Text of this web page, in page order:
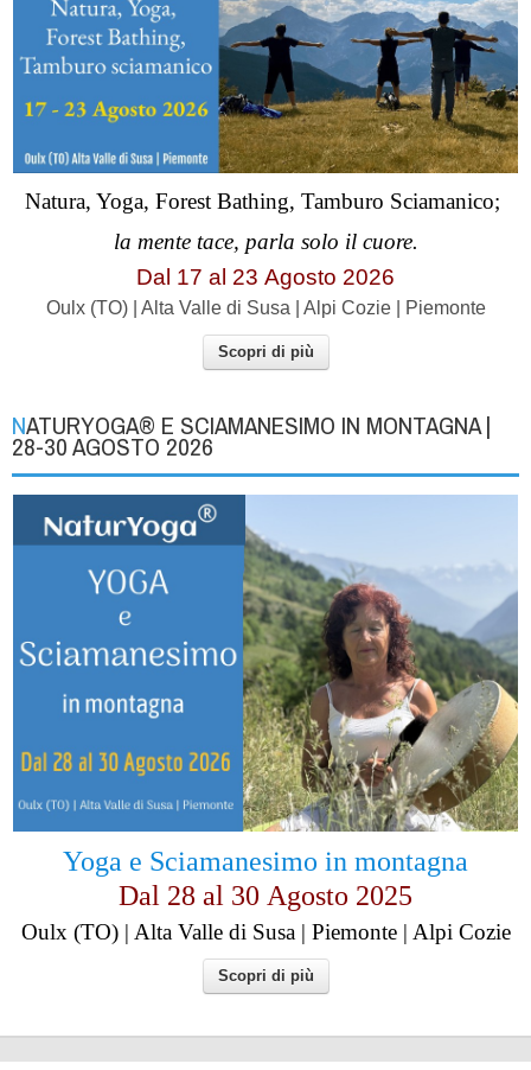
Natura, Yoga, Forest Bathing, Tamburo Sciamanico;
la mente tace, parla solo il cuore.
Dal 17 al 23 Agosto 2026
Oulx (TO) | Alta Valle di Susa | Alpi Cozie | Piemonte
Scopri di più
NATURYOGA® E SCIAMANESIMO IN MONTAGNA |
28-30 AGOSTO 2026
Yoga e Sciamanesimo in montagna
Dal 28 al 30 Agosto 2025
Oulx (TO) | Alta Valle di Susa | Piemonte | Alpi Cozie
Scopri di più